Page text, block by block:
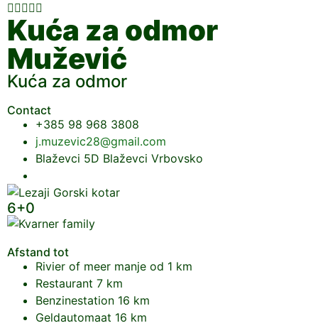

Kuća za odmor
Mužević
Kuća za odmor
Contact
+385 98 968 3808
j.muzevic28@gmail.com
Blaževci 5D Blaževci Vrbovsko
6+0
Afstand tot
Rivier of meer manje od 1 km
Restaurant 7 km
Benzinestation 16 km
Geldautomaat 16 km